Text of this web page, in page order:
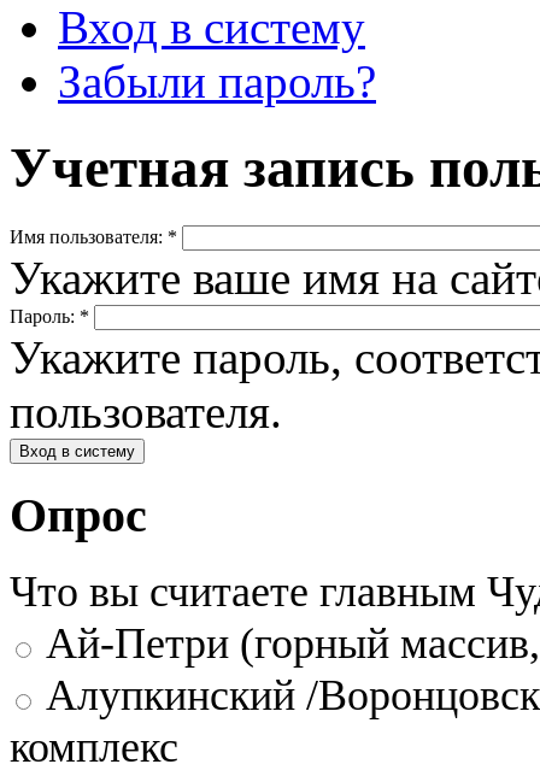
Вход в систему
Забыли пароль?
Учетная запись
Имя пользователя: *
Укажите ваше имя на
Пароль: *
Укажите пароль,
пользователя.
Опрос
Что вы считаете главным
Ай-Петри (горный
Алупкинский /
комплекс